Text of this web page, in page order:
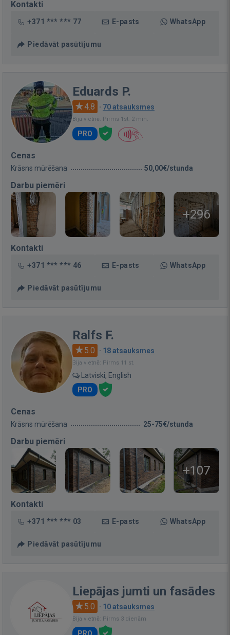
Kontakti
+371 *** *** 77 E-pasts WhatsApp
Piedāvāt pasūtījumu
Eduards P.
4.8 · 70 atsauksmes
Bija vietnē: Pirms 1st. 2 min.
PRO
Cenas
Krāsns mūrēšana 50,00€/stunda
Darbu piemēri
+296
Kontakti
+371 *** *** 46 E-pasts WhatsApp
Piedāvāt pasūtījumu
Ralfs F.
5.0 · 18 atsauksmes
Bija vietnē: Pirms 11 st.
Latviski, English
PRO
Cenas
Krāsns mūrēšana 25-75€/stunda
Darbu piemēri
+107
Kontakti
+371 *** *** 03 E-pasts WhatsApp
Piedāvāt pasūtījumu
Liepājas jumti un fasādes
5.0 · 10 atsauksmes
Bija vietnē: Pirms 3 dienām
PRO